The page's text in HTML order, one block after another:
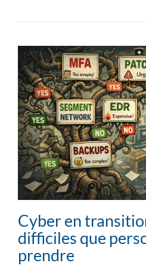
Cyber en
difficiles que
prendre